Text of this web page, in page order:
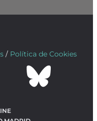
/ Política de Cookies